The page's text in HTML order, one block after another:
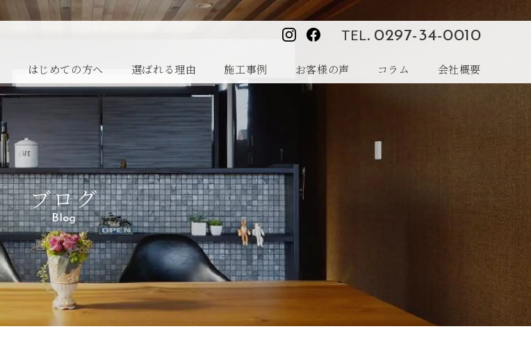
TEL. 0297-34-0010
はじめての方へ 選ばれる理由 施工事例 お客様の声 コラム 会社概要
ブログ
Blog